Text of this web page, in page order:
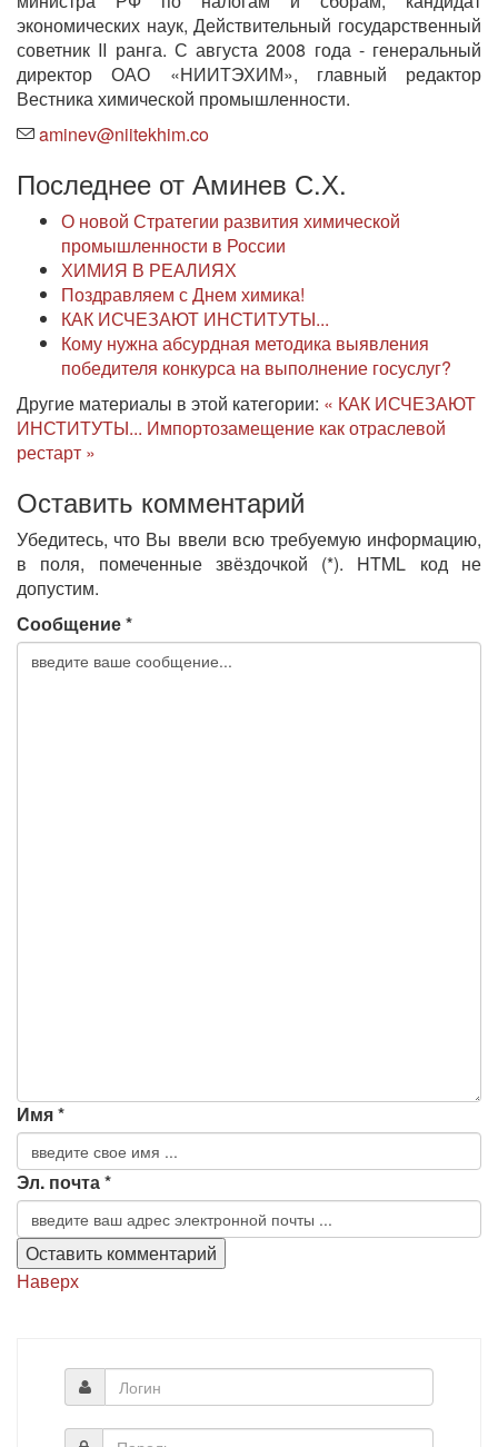
экономических наук, Действительный государственный
советник II ранга. С августа 2008 года - генеральный
директор ОАО «НИИТЭХИМ», главный редактор
Вестника химической промышленности.
aminev@niitekhim.co
Последнее от Аминев С.Х.
О новой Стратегии развития химической
промышленности в России
ХИМИЯ В РЕАЛИЯХ
Поздравляем с Днем химика!
КАК ИСЧЕЗАЮТ ИНСТИТУТЫ...
Кому нужна абсурдная методика выявления
победителя конкурса на выполнение госуслуг?
Другие материалы в этой категории: « КАК ИСЧЕЗАЮТ
ИНСТИТУТЫ... Импортозамещение как отраслевой
рестарт »
Оставить комментарий
Убедитесь, что Вы ввели всю требуемую информацию,
в поля, помеченные звёздочкой (*). HTML код не
допустим.
Сообщение *
Имя *
Эл. почта *
Наверх